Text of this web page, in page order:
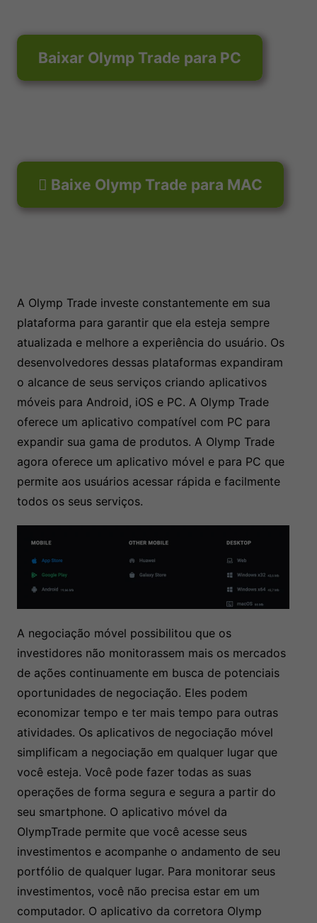
Baixar Olymp Trade para PC
 Baixe Olymp Trade para MAC
A Olymp Trade investe constantemente em sua
plataforma para garantir que ela esteja sempre
atualizada e melhore a experiência do usuário. Os
desenvolvedores dessas plataformas expandiram
o alcance de seus serviços criando aplicativos
móveis para Android, iOS e PC. A Olymp Trade
oferece um aplicativo compatível com PC para
expandir sua gama de produtos. A Olymp Trade
agora oferece um aplicativo móvel e para PC que
permite aos usuários acessar rápida e facilmente
todos os seus serviços.
A negociação móvel possibilitou que os
investidores não monitorassem mais os mercados
de ações continuamente em busca de potenciais
oportunidades de negociação. Eles podem
economizar tempo e ter mais tempo para outras
atividades. Os aplicativos de negociação móvel
simplificam a negociação em qualquer lugar que
você esteja. Você pode fazer todas as suas
operações de forma segura e segura a partir do
seu smartphone. O aplicativo móvel da
OlympTrade permite que você acesse seus
investimentos e acompanhe o andamento de seu
portfólio de qualquer lugar. Para monitorar seus
investimentos, você não precisa estar em um
computador. O aplicativo da corretora Olymp